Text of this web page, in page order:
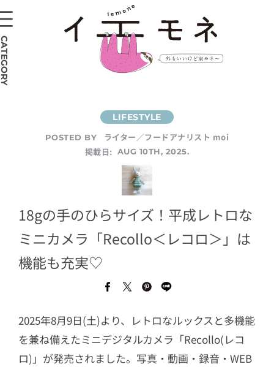
POSTED BY
ライター／フードアナリスト moi
掲載日:
AUG 10TH, 2025.
18gの手のひらサイズ！平成レトロな
ミニカメラ「Recollo＜レコロ＞」は
機能も充実♡
2025年8月9日(土)より、レトロなルックスと多機能
を兼ね備えたミニデジタルカメラ「Recollo(レコ
ロ)」が発売されました。写真・動画・録音・WEB